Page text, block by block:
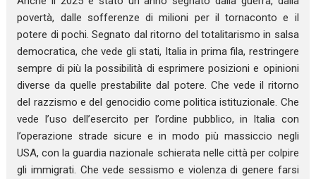
povertà, dalle sofferenze di milioni per il tornaconto e il
potere di pochi. Segnato dal ritorno del totalitarismo in salsa
democratica, che vede gli stati, Italia in prima fila, restringere
sempre di più la possibilità di esprimere posizioni e opinioni
diverse da quelle prestabilite dal potere. Che vede il ritorno
del razzismo e del genocidio come politica istituzionale. Che
vede l’uso dell’esercito per l’ordine pubblico, in Italia con
l’operazione strade sicure e in modo più massiccio negli
USA, con la guardia nazionale schierata nelle città per colpire
gli immigrati. Che vede sessismo e violenza di genere farsi